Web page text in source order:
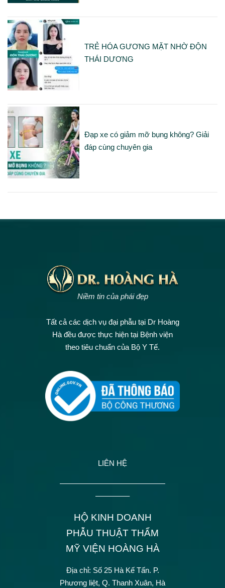
TRẺ HÓA GƯƠNG MẶT NHỜ ĐỘN
THÁI DƯƠNG
Đạp xe có giảm mỡ bụng không? Giải
đáp cùng chuyên gia
Niềm tin của phái đẹp
Tất cả các dịch vụ đại phẫu tại Dr Hoàng
Hà đều được thực hiện tại Bệnh viện
theo tiêu chuẩn của Bộ Y Tế.
LIÊN HỆ
——————————————
————–
HỘ KINH DOANH
PHẪU THUẬT THẨM
MỸ VIỆN HOÀNG HÀ
Địa chỉ: Số 25 Hà Kế Tấn. P.
Phương liệt, Q. Thanh Xuân, Hà